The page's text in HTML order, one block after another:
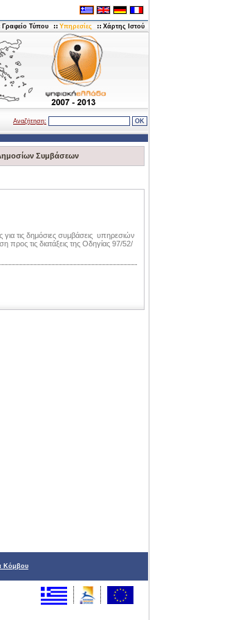
Γραφείο Τύπου Υπηρεσίες Χάρτης Ιστού
Αναζήτηση:
Συμβάσεων
τις δημόσιες συμβάσεις υπηρεσιών
προς τις διατάξεις της Οδηγίας 97/52/
Κόμβου